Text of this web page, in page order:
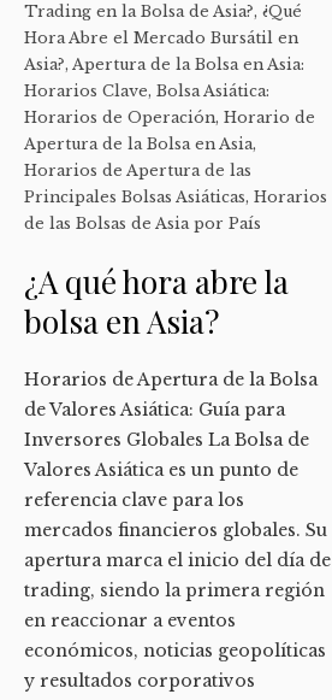
Trading en la Bolsa de Asia?, ¿Qué
Hora Abre el Mercado Bursátil en
Asia?, Apertura de la Bolsa en Asia:
Horarios Clave, Bolsa Asiática:
Horarios de Operación, Horario de
Apertura de la Bolsa en Asia,
Horarios de Apertura de las
Principales Bolsas Asiáticas, Horarios
de las Bolsas de Asia por País
¿A qué hora abre la
bolsa en Asia?
Horarios de Apertura de la Bolsa
de Valores Asiática: Guía para
Inversores Globales La Bolsa de
Valores Asiática es un punto de
referencia clave para los
mercados financieros globales. Su
apertura marca el inicio del día de
trading, siendo la primera región
en reaccionar a eventos
económicos, noticias geopolíticas
y resultados corporativos